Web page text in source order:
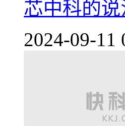
芯中科的
2024-09-11